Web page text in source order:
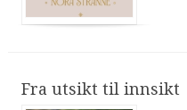
Fra utsikt til innsikt